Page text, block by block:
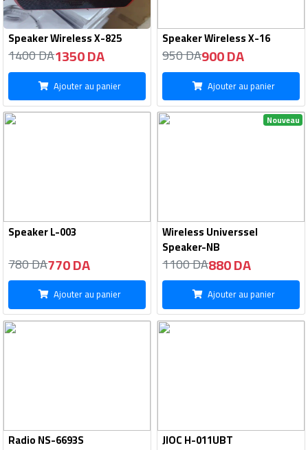
Speaker Wireless X-825
1400 DA1350 DA
Ajouter au panier
Speaker Wireless X-16
950 DA900 DA
Ajouter au panier
Speaker L-003
780 DA770 DA
Ajouter au panier
Nouveau
Wireless Universsel
Speaker-NB
1100 DA880 DA
Ajouter au panier
Radio NS-6693S JIOC H-011UBT